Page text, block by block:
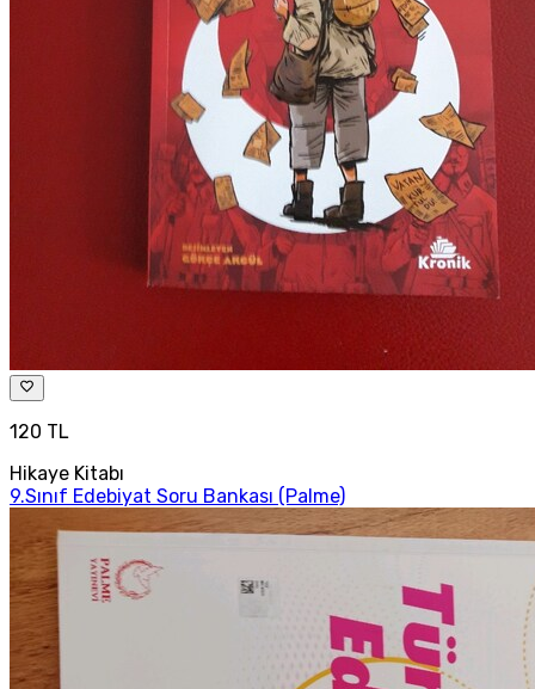
120 TL
Hikaye Kitabı
9.Sınıf Edebiyat Soru Bankası (Palme)